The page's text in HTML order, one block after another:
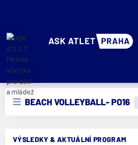
ASK ATLET PRAHA -
BEACH VOLLEYBALL- PO16
VÝSLEDKY & AKTUÁLNÍ PROGRAM